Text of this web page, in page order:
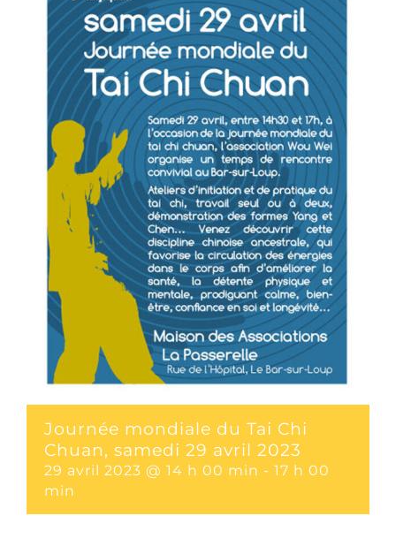
Journée mondiale du Tai Chi
Chuan, samedi 29 avril 2023
29 avril 2023 @ 14 h 00 min - 17 h 00
min